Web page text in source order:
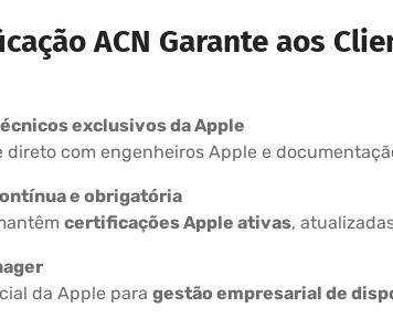
ACN Garante aos
exclusivos da Apple
direto com engenheiros Apple e
e obrigatória
certificações Apple ativas,
da Apple para gestão empresarial de